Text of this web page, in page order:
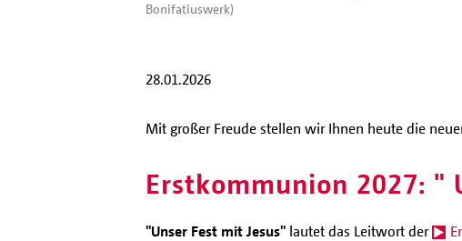
Bonifatiuswerk)
28.01.2026
Mit großer Freude stellen wir Ihnen heute die
Erstkommunion 2027: "
"Unser Fest mit Jesus" lautet das Leitwort der